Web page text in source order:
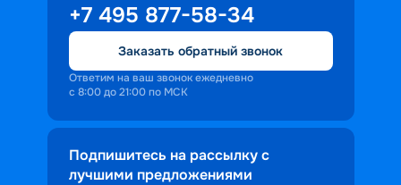
+7 495 877-58-34
Заказать обратный звонок
Ответим на ваш звонок ежедневно
с 8:00 до 21:00 по МСК
Подпишитесь на рассылку с
лучшими предложениями